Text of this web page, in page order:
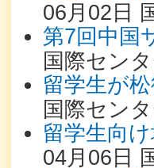
06月02日
第7回中国
国際セン
留学生が
国際セン
留学生向
04月06日